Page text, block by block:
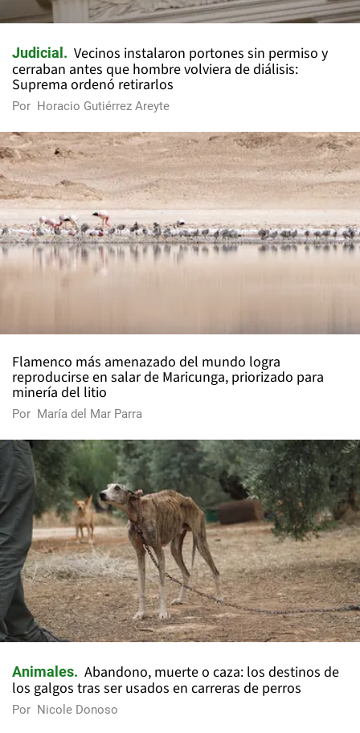
Judicial
Vecinos instalaron portones sin permiso y
cerraban antes que hombre volviera de diálisis:
Suprema ordenó retirarlos
Por Horacio Gutiérrez Areyte
Flamenco más amenazado del mundo logra
reproducirse en salar de Maricunga, priorizado para
minería del litio
Por María del Mar Parra
Animales
Abandono, muerte o caza: los destinos de
los galgos tras ser usados en carreras de perros
Por Nicole Donoso